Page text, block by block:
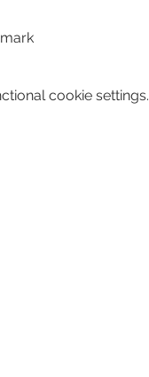
cookie settings.